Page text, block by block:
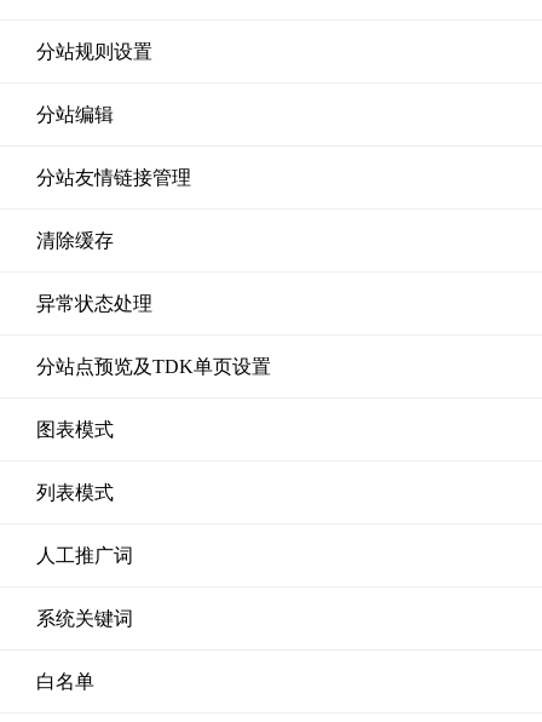
分站规则设置
分站编辑
分站友情链接管理
清除缓存
异常状态处理
分站点预览及TDK单页设置
图表模式
列表模式
人工推广词
系统关键词
白名单